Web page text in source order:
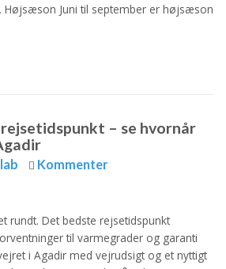
Højsæson Juni til september er højsæson
– se hvornår
Kommenter
rundt. Det bedste rejsetidspunkt
til varmegrader og garanti
i Agadir med vejrudsigt og et nyttigt